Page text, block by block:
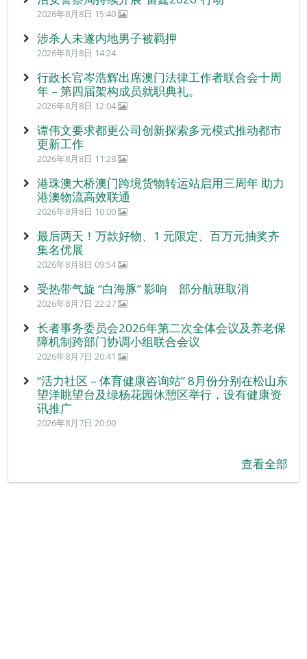
2026年8月8日 15:40
涉杀人未遂内地男子被羁押
2026年8月8日 14:24
行政长官岑浩辉出席澳门法律工作者联合会十周
年 – 第四届架构成员就职典礼。
2026年8月8日 12:04
谭伟文要求都更公司创新探索多元模式推动都市
更新工作
2026年8月8日 11:28
港珠澳大桥澳门跨境货物转运站启用三周年 助力
港澳物流高效联通
2026年8月8日 10:00
最后两天！万款好物、1 元限定、百万元抽奖齐
集名优展
2026年8月8日 09:54
受热带气旋 “白海豚” 影响 部分航班取消
2026年8月7日 22:27
长者事务委员会2026年第二次全体会议及养老保
障机制跨部门协调小组联合会议
2026年8月7日 20:41
“活力社区 – 体育健康咨询站” 8月份分别在松山东
望洋眺望台及绿杨花园休憩区举行，设有健康资
讯推广
2026年8月7日 20:00
查看全部